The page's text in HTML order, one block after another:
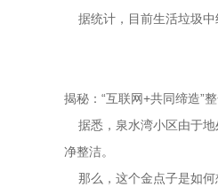
据统计，目前生活垃圾中
揭秘：“互联网+共同缔造”
据悉，泉水湾小区由于地
净整洁。
那么，这个金点子是如何